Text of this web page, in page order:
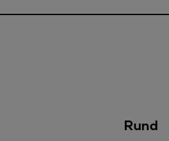
Rund